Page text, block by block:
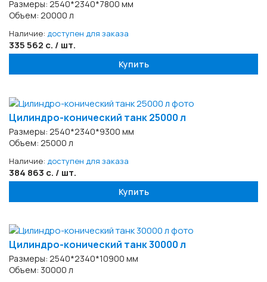
Размеры: 2540*2340*7800 мм
Объем: 20000 л
Наличие: доступен для заказа
335 562 с. / шт.
Купить
Цилиндро-конический танк 25000 л
Размеры: 2540*2340*9300 мм
Объем: 25000 л
Наличие: доступен для заказа
384 863 с. / шт.
Купить
Цилиндро-конический танк 30000 л
Размеры: 2540*2340*10900 мм
Объем: 30000 л